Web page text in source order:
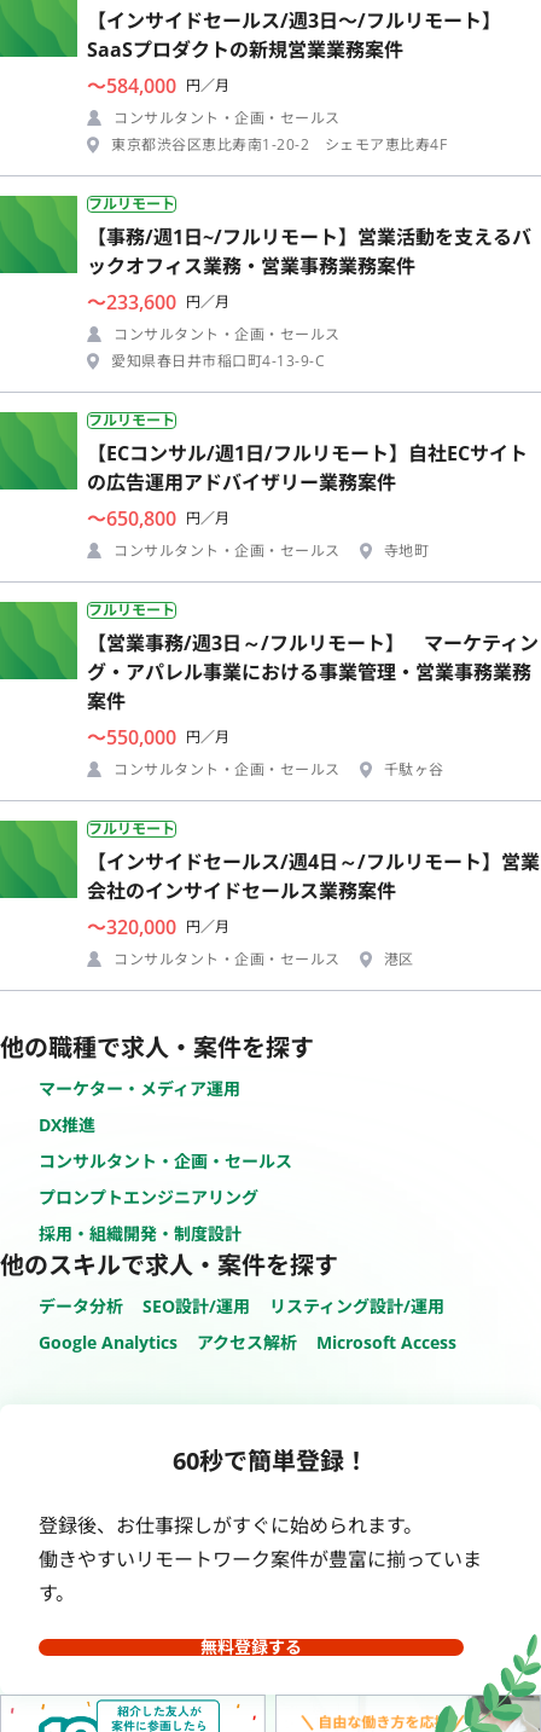
【インサイドセールス/週3日〜/フルリモート】
SaaSプロダクトの新規営業業務案件
〜584,000 円／月
コンサルタント・企画・セールス
東京都渋谷区恵比寿南1-20-2 シェモア恵比寿4F
フルリモート
【事務/週1日~/フルリモート】営業活動を支えるバ
ックオフィス業務・営業事務業務案件
〜233,600 円／月
コンサルタント・企画・セールス
愛知県春日井市稲口町4-13-9-C
フルリモート
【ECコンサル/週1日/フルリモート】自社ECサイト
の広告運用アドバイザリー業務案件
〜650,800 円／月
コンサルタント・企画・セールス
寺地町
フルリモート
【営業事務/週3日～/フルリモート】 マーケティン
グ・アパレル事業における事業管理・営業事務業務
案件
〜550,000 円／月
コンサルタント・企画・セールス
千駄ヶ谷
フルリモート
【インサイドセールス/週4日～/フルリモート】営業
会社のインサイドセールス業務案件
〜320,000 円／月
コンサルタント・企画・セールス
港区
他の職種で求人・案件を探す
マーケター・メディア運用
DX推進
コンサルタント・企画・セールス
プロンプトエンジニアリング
採用・組織開発・制度設計
他のスキルで求人・案件を探す
データ分析 SEO設計/運用
リスティング設計/運用
Google Analytics
アクセス解析 Microsoft Access
60秒で簡単登録！
登録後、お仕事探しがすぐに始められます。
働きやすいリモートワーク案件が豊富に揃っていま
す。
無料登録する